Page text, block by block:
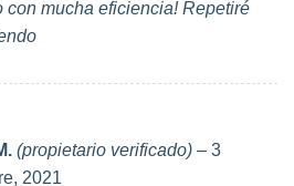
con mucha eficiencia! Repetiré
(propietario verificado) – 3
2021